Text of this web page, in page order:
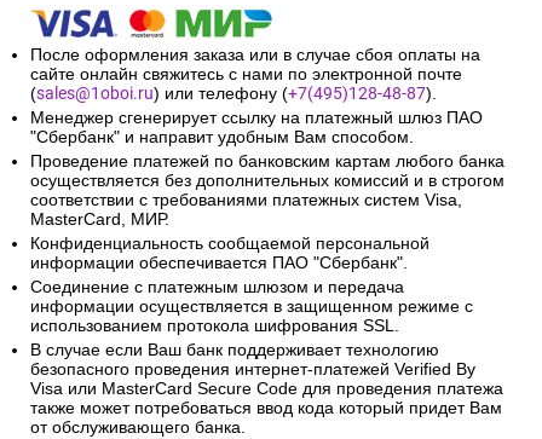
После оформления заказа или в случае сбоя оплаты на
сайте онлайн свяжитесь с нами по электронной почте
(sales@1oboi.ru) или телефону (+7(495)128-48-87).
Менеджер сгенерирует ссылку на платежный шлюз ПАО
"Сбербанк" и направит удобным Вам способом.
Проведение платежей по банковским картам любого банка
осуществляется без дополнительных комиссий и в строгом
соответствии с требованиями платежных систем Visa,
MasterCard, МИР.
Конфиденциальность сообщаемой персональной
информации обеспечивается ПАО "Сбербанк".
Соединение с платежным шлюзом и передача
информации осуществляется в защищенном режиме с
использованием протокола шифрования SSL.
В случае если Ваш банк поддерживает технологию
безопасного проведения интернет-платежей Verified By
Visa или MasterCard Secure Code для проведения платежа
также может потребоваться ввод кода который придет Вам
от обслуживающего банка.